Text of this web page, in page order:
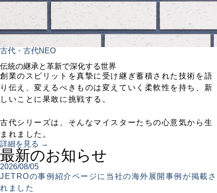
古代・古代NEO
伝統の継承と革新で深化する世界
創業のスピリットを真摯に受け継ぎ蓄積された技術を語
り伝え、変えるべきものは変えていく柔軟性を持ち、新
しいことに果敢に挑戦する。
古代シリーズは、そんなマイスターたちの心意気から生
まれました。
詳細を見る →
最新のお知らせ
2026/08/05
JETROの事例紹介ページに当社の海外展開事例が掲載さ
れました